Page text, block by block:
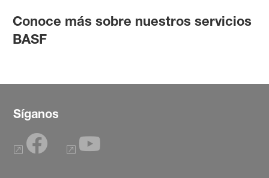
Conoce más sobre nuestros servicios
BASF
Síganos